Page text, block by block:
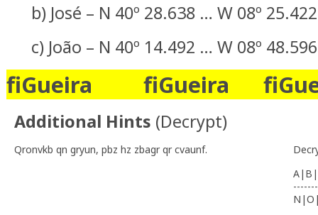
b) José – N 40º 28.638 … W 08º 25.422
c) João – N 40º 14.492 … W 08º 48.596
fiGueira fiGueira
Additional Hints (Decrypt)
Qronvkb qn gryun, pbz hz zbagr qr cvaunf.